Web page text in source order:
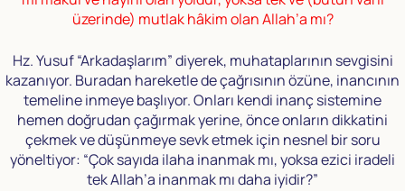
üzerinde) mutlak hâkim olan Allah’a mı?
Hz. Yusuf “Arkadaşlarım” diyerek, muhataplarının sevgisini
kazanıyor. Buradan hareketle de çağrısının özüne, inancının
temeline inmeye başlıyor. Onları kendi inanç sistemine
hemen doğrudan çağırmak yerine, önce onların dikkatini
çekmek ve düşünmeye sevk etmek için nesnel bir soru
yöneltiyor: “Çok sayıda ilaha inanmak mı, yoksa ezici iradeli
tek Allah’a inanmak mı daha iyidir?”